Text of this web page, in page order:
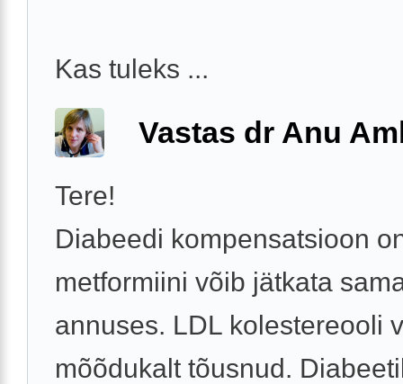
Kas tuleks ...
Vastas dr Anu
Tere!
Diabeedi kompensatsioon
metformiini võib jätkata
annuses. LDL kolestereooli
mõõdukalt tõusnud.